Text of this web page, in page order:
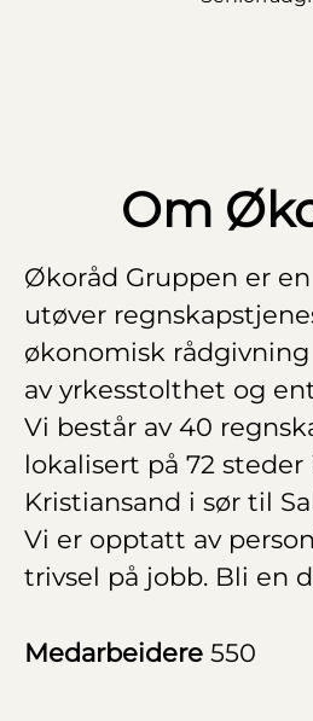
Om
Økoråd Gruppen er
utøver
økonomisk
av yrkesstolthet og
Vi består av 40
lokalisert på 72 steder
Kristiansand i sør til
Vi er opptatt av
trivsel på jobb. Bli en
Medarbeidere 550